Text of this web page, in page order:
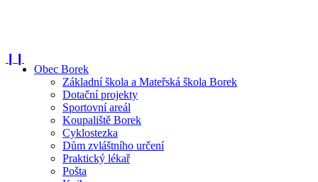
Obec Borek
Základní škola a Mateřská škola Borek
Dotační projekty
Sportovní areál
Koupaliště Borek
Cyklostezka
Dům zvláštního určení
Praktický lékař
Pošta